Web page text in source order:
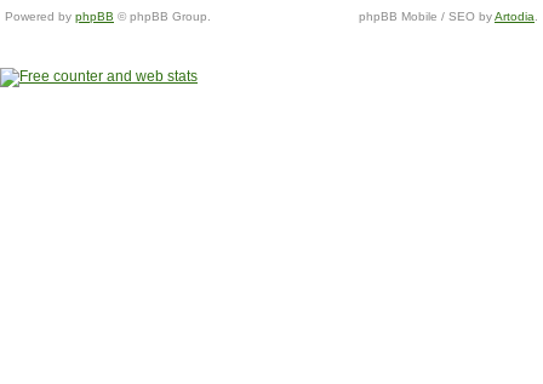
Powered by phpBB © phpBB Group. phpBB Mobile / SEO byArtodia